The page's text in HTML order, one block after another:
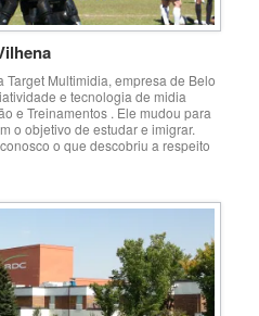
Multimidia, empresa de Belo
e tecnologia de midia
e Treinamentos . Ele mudou para
o objetivo de estudar e imigrar.
o que descobriu a respeito